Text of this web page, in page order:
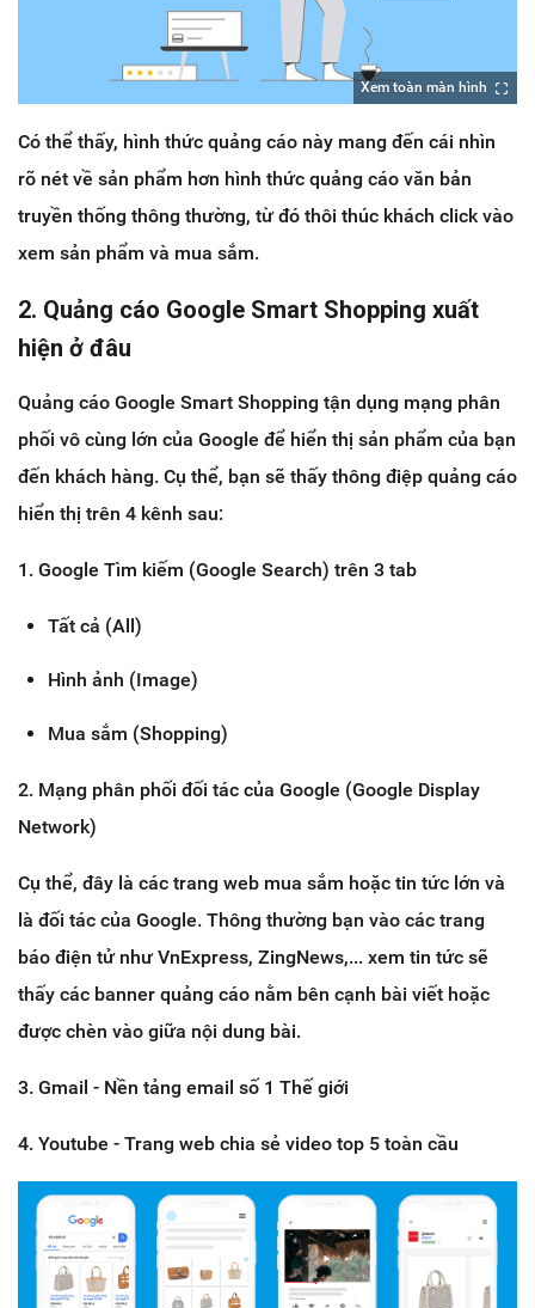
Xem toàn màn hình
Có thể thấy, hình thức quảng cáo này mang đến cái nhìn
rõ nét về sản phẩm hơn hình thức quảng cáo văn bản
truyền thống thông thường, từ đó thôi thúc khách click vào
xem sản phẩm và mua sắm.
2. Quảng cáo Google Smart Shopping xuất
hiện ở đâu
Quảng cáo Google Smart Shopping tận dụng mạng phân
phối vô cùng lớn của Google để hiển thị sản phẩm của bạn
đến khách hàng. Cụ thể, bạn sẽ thấy thông điệp quảng cáo
hiển thị trên 4 kênh sau:
1. Google Tìm kiếm (Google Search) trên 3 tab
Tất cả (All)
Hình ảnh (Image)
Mua sắm (Shopping)
2. Mạng phân phối đối tác của Google (Google Display
Network)
Cụ thể, đây là các trang web mua sắm hoặc tin tức lớn và
là đối tác của Google. Thông thường bạn vào các trang
báo điện tử như VnExpress, ZingNews,... xem tin tức sẽ
thấy các banner quảng cáo nằm bên cạnh bài viết hoặc
được chèn vào giữa nội dung bài.
3. Gmail - Nền tảng email số 1 Thế giới
4. Youtube - Trang web chia sẻ video top 5 toàn cầu